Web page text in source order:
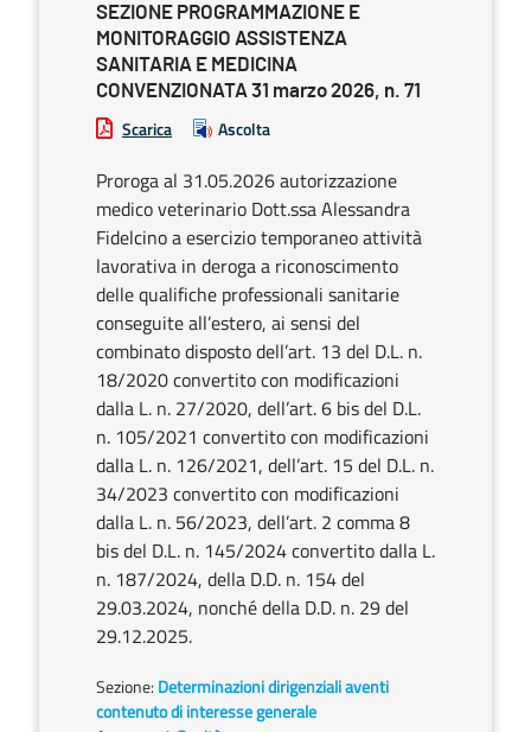
SEZIONE PROGRAMMAZIONE E
MONITORAGGIO ASSISTENZA
SANITARIA E MEDICINA
CONVENZIONATA 31 marzo 2026, n. 71
Scarica Ascolta
Proroga al 31.05.2026 autorizzazione
medico veterinario Dott.ssa Alessandra
Fidelcino a esercizio temporaneo attività
lavorativa in deroga a riconoscimento
delle qualifiche professionali sanitarie
conseguite all’estero, ai sensi del
combinato disposto dell’art. 13 del D.L. n.
18/2020 convertito con modificazioni
dalla L. n. 27/2020, dell’art. 6 bis del D.L.
n. 105/2021 convertito con modificazioni
dalla L. n. 126/2021, dell’art. 15 del D.L. n.
34/2023 convertito con modificazioni
dalla L. n. 56/2023, dell’art. 2 comma 8
bis del D.L. n. 145/2024 convertito dalla L.
n. 187/2024, della D.D. n. 154 del
29.03.2024, nonché della D.D. n. 29 del
29.12.2025.
Sezione: Determinazioni dirigenziali aventi
contenuto di interesse generale